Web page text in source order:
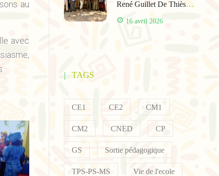
au
avec
René Guillet De Thiès
Pour Les Réformes De
16 avril 2026
TAGS
CE1 CE2 CM1
CM2 CNED CP
GS Sortie pédagogique
TPS-PS-MS Vie de l'ecole